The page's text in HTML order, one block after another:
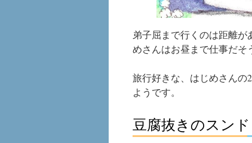
弟子屈まで行くのは距離が
めさんはお昼まで仕事だそ
旅行好きな、はじめさんの
ようです。
豆腐抜きのスン